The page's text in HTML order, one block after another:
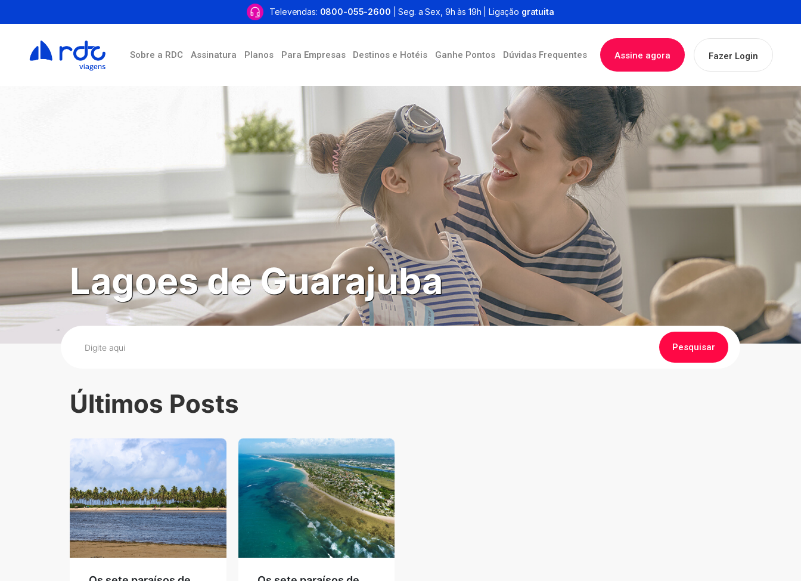
Televendas: 0800-055-2600 | Seg. a Sex, 9h às 19h | Ligação gratuita
Sobre a RDC Assinatura Planos Para Empresas Destinos e Hotéis Ganhe Pontos Dúvidas Frequentes Assine agora Fazer Login
Lagoes de Guarajuba
Pesquisar
Últimos Posts